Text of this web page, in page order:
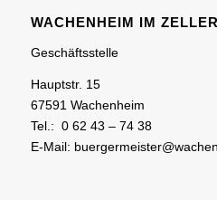
WACHENHEIM IM
Geschäftsstelle
Hauptstr. 15
67591 Wachenheim
Tel.: 0 62 43 – 74 38
E-Mail: